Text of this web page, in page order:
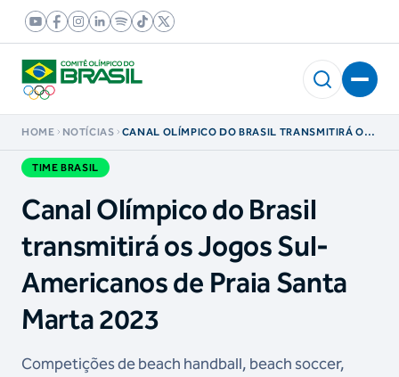
HOME NOTÍCIAS
CANAL OLÍMPICO DO BRASIL TRANSMITIRÁ OS
TIME BRASIL
Canal Olímpico do Brasil
transmitirá os Jogos Sul-
Americanos de Praia Santa
Marta 2023
Competições de beach handball, beach soccer,